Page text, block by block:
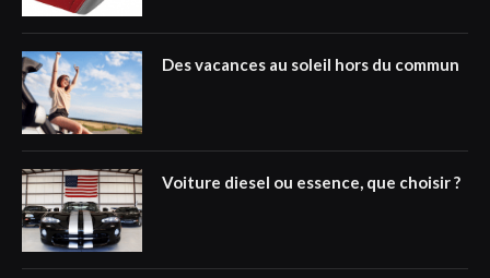
Des vacances au soleil hors du commun
Voiture diesel ou essence, que choisir ?